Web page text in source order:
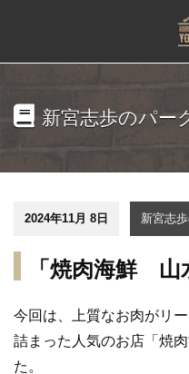
新宮志歩のパー
2024年11月 8日 新宮志
「焼肉海鮮 山
今回は、上質なお肉がリ
詰まった人気のお店「焼
た。